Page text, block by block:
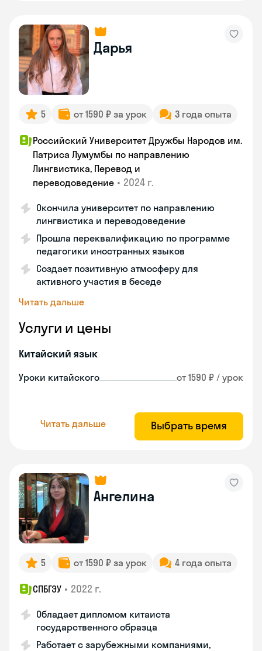
Дарья
5 от 1590 ₽ за урок 3 года опыта
Российский Университет Дружбы Народов им.
Патриса Лумумбы по направлению
Лингвистика, Перевод и
переводоведение • 2024 г.
Окончила университет по направлению
лингвистика и переводоведение
Прошла переквалификацию по программе
педагогики иностранных языков
Создает позитивную атмосферу для
активного участия в беседе
Читать дальше
Услуги и цены
Китайский язык
Уроки китайского от 1590 ₽ / урок
Читать дальше Выбрать время
Ангелина
5 от 1590 ₽ за урок 4 года опыта
СПБГЭУ • 2022 г.
Обладает дипломом китаиста
государственного образца
Работает с зарубежными компаниями,